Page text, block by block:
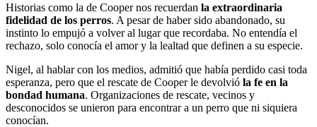
Historias como la de Cooper nos recuerdan la extraordinaria
fidelidad de los perros. A pesar de haber sido abandonado, su
instinto lo empujó a volver al lugar que recordaba. No entendía el
rechazo, solo conocía el amor y la lealtad que definen a su especie.
Nigel, al hablar con los medios, admitió que había perdido casi toda
esperanza, pero que el rescate de Cooper le devolvió la fe en la
bondad humana. Organizaciones de rescate, vecinos y
desconocidos se unieron para encontrar a un perro que ni siquiera
conocían.